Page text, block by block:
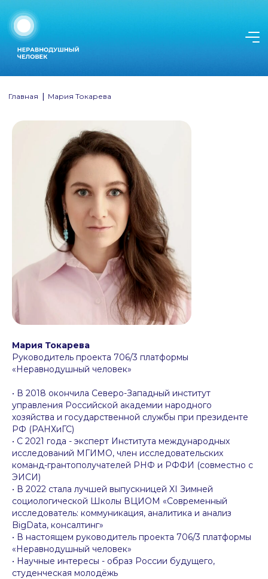
Главная Мария Токарева
Мария Токарева
Руководитель проекта 706/3 платформы
«Неравнодушный человек»
• В 2018 окончила Северо-Западный институт
управления Российской академии народного
хозяйства и государственной службы при президенте
РФ (РАНХиГС)
• С 2021 года - эксперт Института международных
исследований МГИМО, член исследовательских
команд-грантополучателей РНФ и РФФИ (совместно с
ЭИСИ)
• В 2022 стала лучшей выпускницей XI Зимней
социологической Школы ВЦИОМ «Современный
исследователь: коммуникация, аналитика и анализ
BigData, консалтинг»
• В настоящем руководитель проекта 706/3 платформы
«Неравнодушный человек»
• Научные интересы - образ России будущего,
студенческая молодёжь